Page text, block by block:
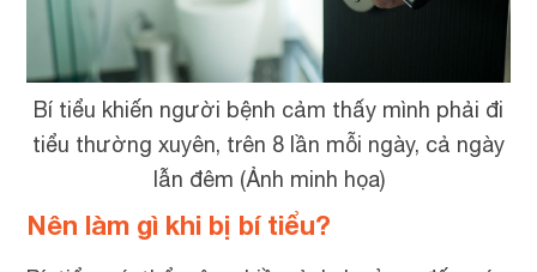
Bí tiểu khiến người bệnh cảm thấy mình phải đi
tiểu thường xuyên, trên 8 lần mỗi ngày, cả ngày
lẫn đêm (Ảnh minh họa)
Nên làm gì khi bị bí tiểu?